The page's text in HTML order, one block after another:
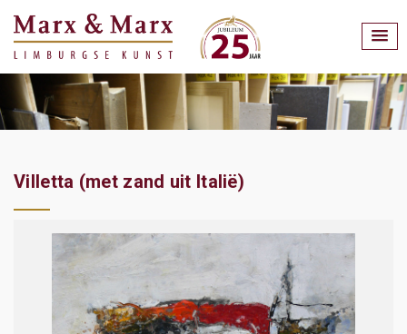
Villetta (met zand uit Italië)